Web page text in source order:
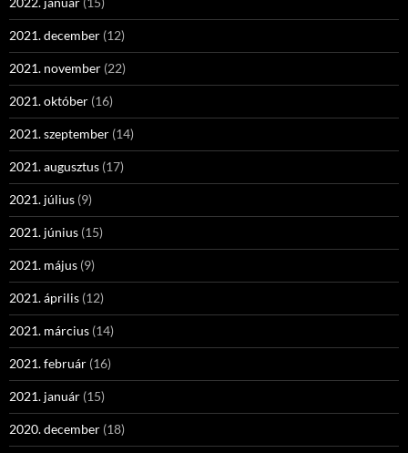
2021. december (12)
2021. november (22)
2021. október (16)
2021. szeptember (14)
2021. augusztus (17)
2021. július (9)
2021. június (15)
2021. május (9)
2021. április (12)
2021. március (14)
2021. február (16)
2021. január (15)
2020. december (18)